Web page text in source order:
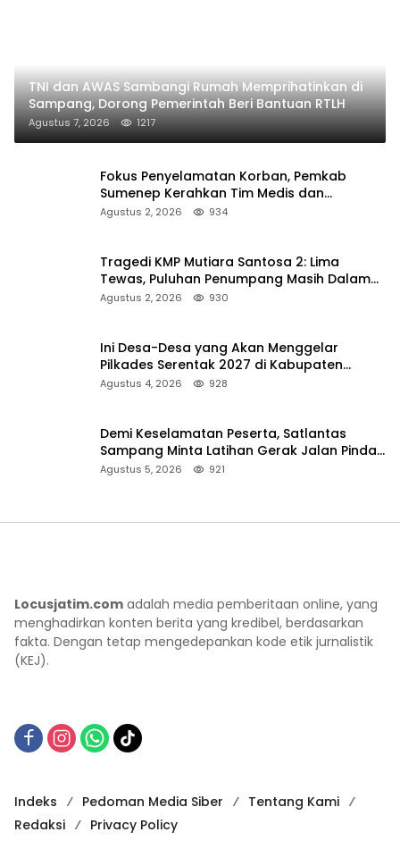
TNI dan AWAS Sambangi Rumah Memprihatinkan di
Sampang, Dorong Pemerintah Beri Bantuan RTLH
Agustus 7, 2026 1217
Fokus Penyelamatan Korban, Pemkab
Sumenep Kerahkan Tim Medis dan
Ambulans ke Pelabuhan Kalianget
Agustus 2, 2026 934
Tragedi KMP Mutiara Santosa 2: Lima
Tewas, Puluhan Penumpang Masih Dalam
Pencarian
Agustus 2, 2026 930
Ini Desa-Desa yang Akan Menggelar
Pilkades Serentak 2027 di Kabupaten
Sumenep
Agustus 4, 2026 928
Demi Keselamatan Peserta, Satlantas
Sampang Minta Latihan Gerak Jalan Pindah
ke Lokasi Aman
Agustus 5, 2026 921
Locusjatim.com adalah media pemberitaan online, yang
menghadirkan konten berita yang kredibel, berdasarkan
fakta. Dengan tetap mengedepankan kode etik jurnalistik
(KEJ).
Indeks Pedoman Media Siber
Tentang Kami
Redaksi
Privacy Policy